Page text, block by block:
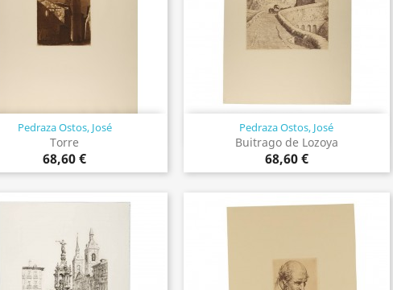
Pedraza Ostos, José
Torre
68,60 €
Vista rápida Pedraza Ostos, José
Buitrago de Lozoya
68,60 €
Vista rápida